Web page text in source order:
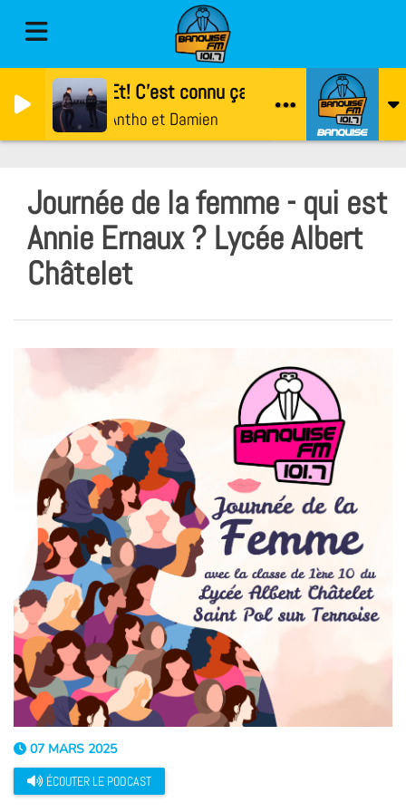
Et! C'est connu ça?
Antho et Damien
Journée de la femme - qui est
Annie Ernaux ? Lycée Albert
Châtelet
07 MARS 2025
ÉCOUTER LE PODCAST